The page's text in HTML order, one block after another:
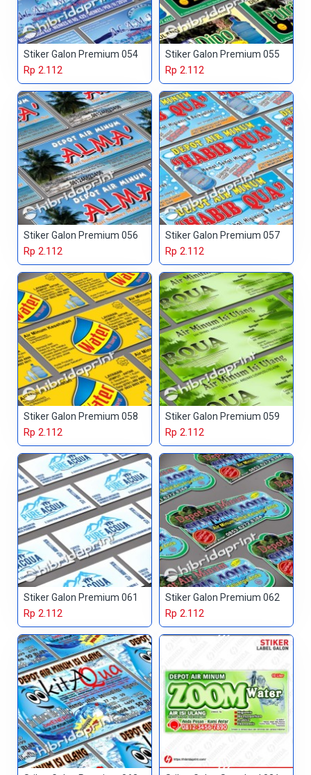
Stiker Galon Premium 054
Rp 2.112
Stiker Galon Premium 055
Rp 2.112
Stiker Galon Premium 056
Rp 2.112
Stiker Galon Premium 057
Rp 2.112
Stiker Galon Premium 058
Rp 2.112
Stiker Galon Premium 059
Rp 2.112
Stiker Galon Premium 061
Rp 2.112
Stiker Galon Premium 062
Rp 2.112